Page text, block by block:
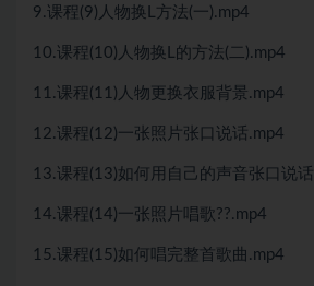
9.课程(9)人物换L方法(一).mp4
10.课程(10)人物换L的方法(二).mp4
11.课程(11)人物更换衣服背景.mp4
12.课程(12)一张照片张口说话.mp4
13.课程(13)如何用自己的声音张口说
14.课程(14)一张照片唱歌??.mp4
15.课程(15)如何唱完整首歌曲.mp4